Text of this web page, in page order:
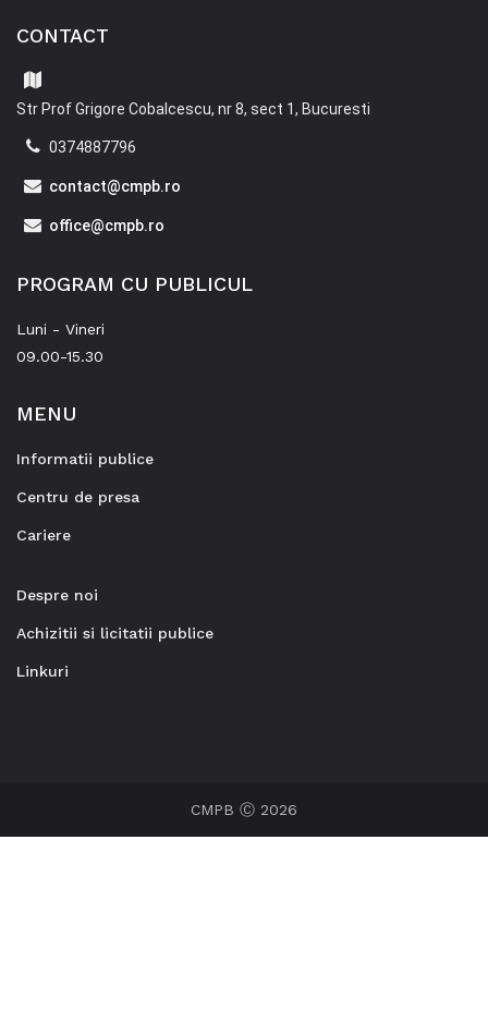
CONTACT
Str Prof Grigore Cobalcescu, nr 8, sect 1, Bucuresti
0374887796
contact@cmpb.ro
office@cmpb.ro
PROGRAM CU PUBLICUL
Luni - Vineri
09.00-15.30
MENU
Informatii publice
Centru de presa
Cariere
Despre noi
Achizitii si licitatii publice
Linkuri
CMPB Ⓒ 2026